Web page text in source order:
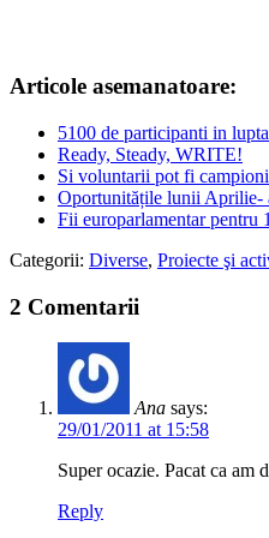
Articole asemanatoare:
5100 de participanti in
Ready, Steady, WRITE!
Si voluntarii pot fi
Oportunitățile lunii Aprilie-
Fii europarlamentar pentru
Categorii: Diverse, Proiecte şi
2 Comentarii
Ana says:
29/01/2011 at 15:58
Super ocazie. Pacat ca am
Reply